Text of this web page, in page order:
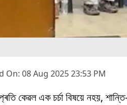
On: 08 Aug 2025 23:53 PM
কেৱল এক চৰ্চা বিষয়ে নহয়,